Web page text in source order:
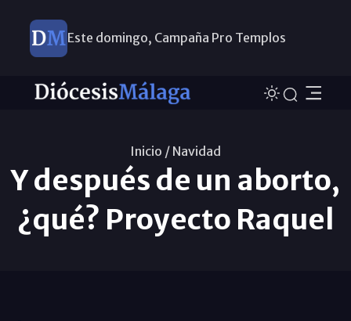
Este domingo, Campaña Pro Templos
Inicio / Navidad
Y después de un aborto,
¿qué? Proyecto Raquel